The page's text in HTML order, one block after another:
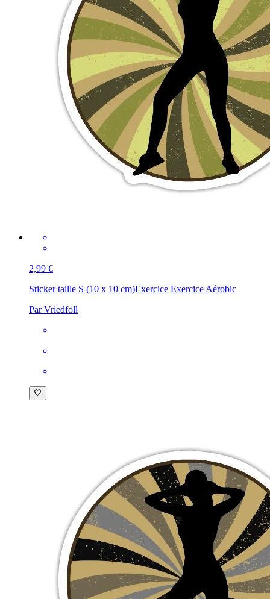
2,99 €
Sticker taille S (10 x 10 cm)Exercice Exercice Aérobic
Par Vriedfoll